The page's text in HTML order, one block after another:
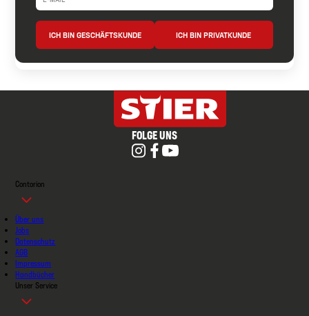
ICH BIN GESCHÄFTSKUNDE ICH BIN PRIVATKUNDE
FOLGE UNS
Contorion
Über uns
Jobs
Datenschutz
AGB
Impressum
Handbücher
Unser Service